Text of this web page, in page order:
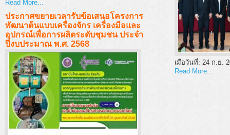
Read More...
ประกาศขยายเวลารับข้อเสนอโครงการ
พัฒนาต้นแบบเครื่องจักร เครื่องมือและ
อุปกรณ์เพื่อการผลิตระดับชุมชน ประจำ
ปีงบประมาณ พ.ศ. 2568
เมื่อวันที่: 24 ก.ย.
Read More...